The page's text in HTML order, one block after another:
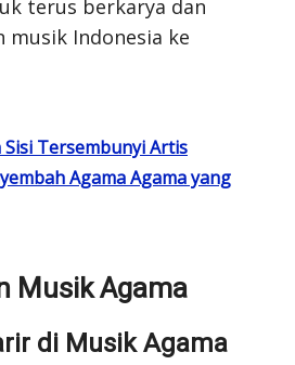
terus berkarya dan
musik Indonesia ke
Sisi Tersembunyi Artis
Agama Agama yang
Musik Agama
di Musik Agama